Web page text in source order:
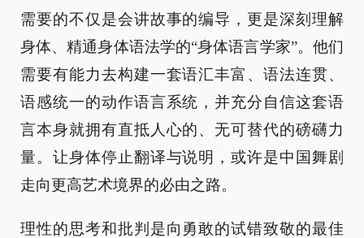
需要的不仅是会讲故事的编导，更是深刻理解
身体、精通身体语法学的“身体语言学家”。他们
需要有能力去构建一套语汇丰富、语法连贯、
语感统一的动作语言系统，并充分自信这套语
言本身就拥有直抵人心的、无可替代的磅礴力
量。让身体停止翻译与说明，或许是中国舞剧
走向更高艺术境界的必由之路。
理性的思考和批判是向勇敢的试错致敬的最佳